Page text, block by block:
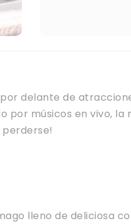
delante de
por músicos en vivo, la
lleno de deliciosa